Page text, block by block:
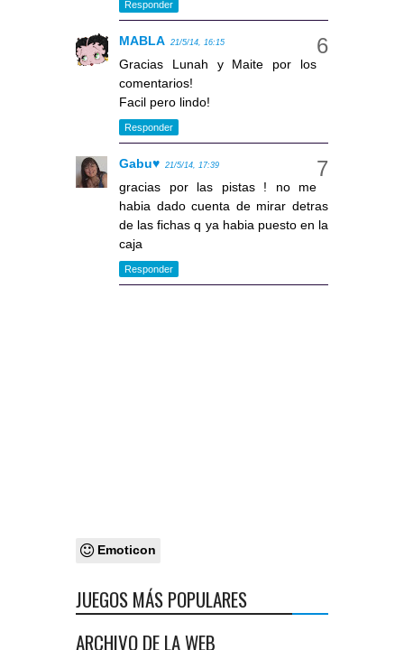
Responder
MABLA 21/5/14, 16:15
Gracias Lunah y Maite por los
comentarios!
Facil pero lindo!
Responder
Gabu♥ 21/5/14, 17:39
gracias por las pistas ! no me
habia dado cuenta de mirar detras
de las fichas q ya habia puesto en la
caja
Responder
Emoticon
JUEGOS MÁS POPULARES
ARCHIVO DE LA WEB